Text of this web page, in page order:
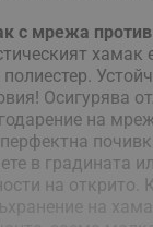
с мрежа
хамак
Осигурява
на
в градината
на открито.
на